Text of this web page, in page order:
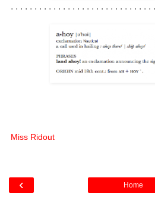
. . . . . . . . . . . . . . . . . . . . . . . . . . . . . .
Miss Ridout
‹ Home